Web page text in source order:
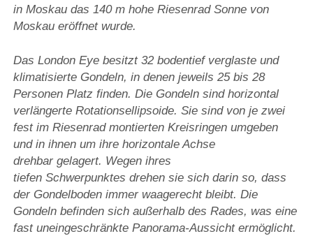
in Moskau das 140 m hohe Riesenrad Sonne von
Moskau eröffnet wurde.
Das London Eye besitzt 32 bodentief verglaste und
klimatisierte Gondeln, in denen jeweils 25 bis 28
Personen Platz finden. Die Gondeln sind horizontal
verlängerte Rotationsellipsoide. Sie sind von je zwei
fest im Riesenrad montierten Kreisringen umgeben
und in ihnen um ihre horizontale Achse
drehbar gelagert. Wegen ihres
tiefen Schwerpunktes drehen sie sich darin so, dass
der Gondelboden immer waagerecht bleibt. Die
Gondeln befinden sich außerhalb des Rades, was eine
fast uneingeschränkte Panorama-Aussicht ermöglicht.